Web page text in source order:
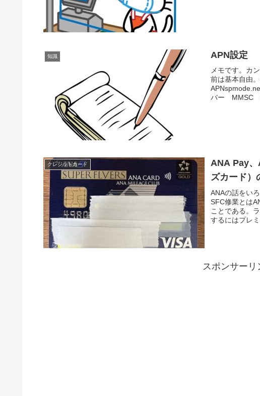
知識 APN設定
メモです。カ
前は基本自由
バー MMSC
クレジットカード
ANA Pay、
ズカード）
ANAの話をい
SFC修業とは
ことである。
するにはプレ
スポンサーリ